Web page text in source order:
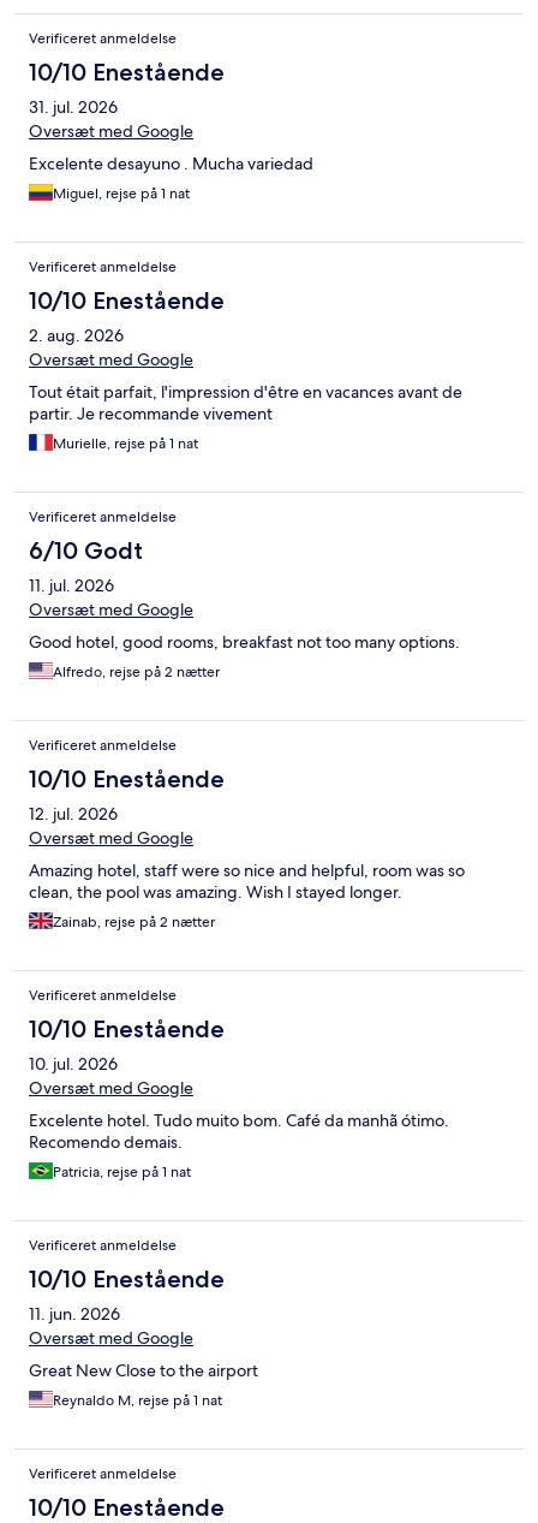
Verificeret anmeldelse
10/10 Enestående
31. jul. 2026
Oversæt med Google
Excelente desayuno . Mucha variedad
Miguel, rejse på 1 nat
Verificeret anmeldelse
10/10 Enestående
2. aug. 2026
Oversæt med Google
Tout était parfait, l'impression d'être en vacances avant de
partir. Je recommande vivement
Murielle, rejse på 1 nat
Verificeret anmeldelse
6/10 Godt
11. jul. 2026
Oversæt med Google
Good hotel, good rooms, breakfast not too many options.
Alfredo, rejse på 2 nætter
Verificeret anmeldelse
10/10 Enestående
12. jul. 2026
Oversæt med Google
Amazing hotel, staff were so nice and helpful, room was so
clean, the pool was amazing. Wish I stayed longer.
Zainab, rejse på 2 nætter
Verificeret anmeldelse
10/10 Enestående
10. jul. 2026
Oversæt med Google
Excelente hotel. Tudo muito bom. Café da manhã ótimo.
Recomendo demais.
Patricia, rejse på 1 nat
Verificeret anmeldelse
10/10 Enestående
11. jun. 2026
Oversæt med Google
Great New Close to the airport
Reynaldo M, rejse på 1 nat
Verificeret anmeldelse
10/10 Enestående